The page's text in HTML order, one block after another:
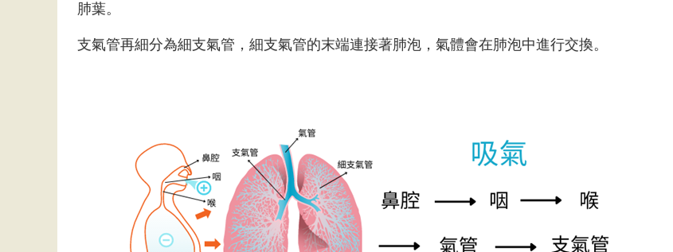
肺葉。
支氣管再細分為細支氣管，細支氣管的末端連接著肺泡，氣體會在肺泡中進行交換。